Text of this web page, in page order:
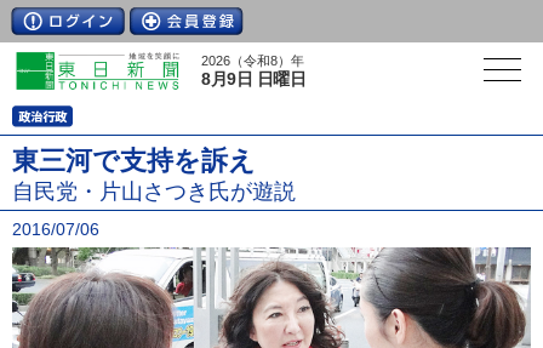
2026（令和8）年
8月9日 日曜日
東三河で支持を訴え
自民党・片山さつき氏が遊説
2016/07/06